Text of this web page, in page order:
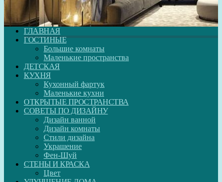
ГЛАВНАЯ
ГОСТИНЫЕ
Большие комнаты
Маленькие пространства
ДЕТСКАЯ
КУХНЯ
Кухонный фартук
Маленькие кухни
ОТКРЫТЫЕ ПРОСТРАНСТВА
СОВЕТЫ ПО ДИЗАЙНУ
Дизайн ванной
Дизайн комнаты
Стили дизайна
Украшение
Фен-Шуй
СТЕНЫ И КРАСКА
Цвет